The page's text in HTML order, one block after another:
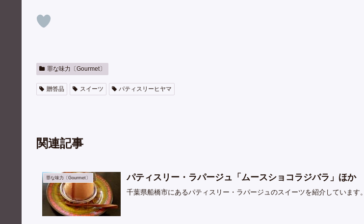
罪な味力〔Gourmet〕
贈答品 スイーツ パティスリーヒヤマ
関連記事
罪な味力〔Gourmet〕 パティスリー・ラパージュ「ムースショコラジバラ」ほか
千葉県船橋市にあるパティスリー・ラパージュのスイーツを紹介しています。